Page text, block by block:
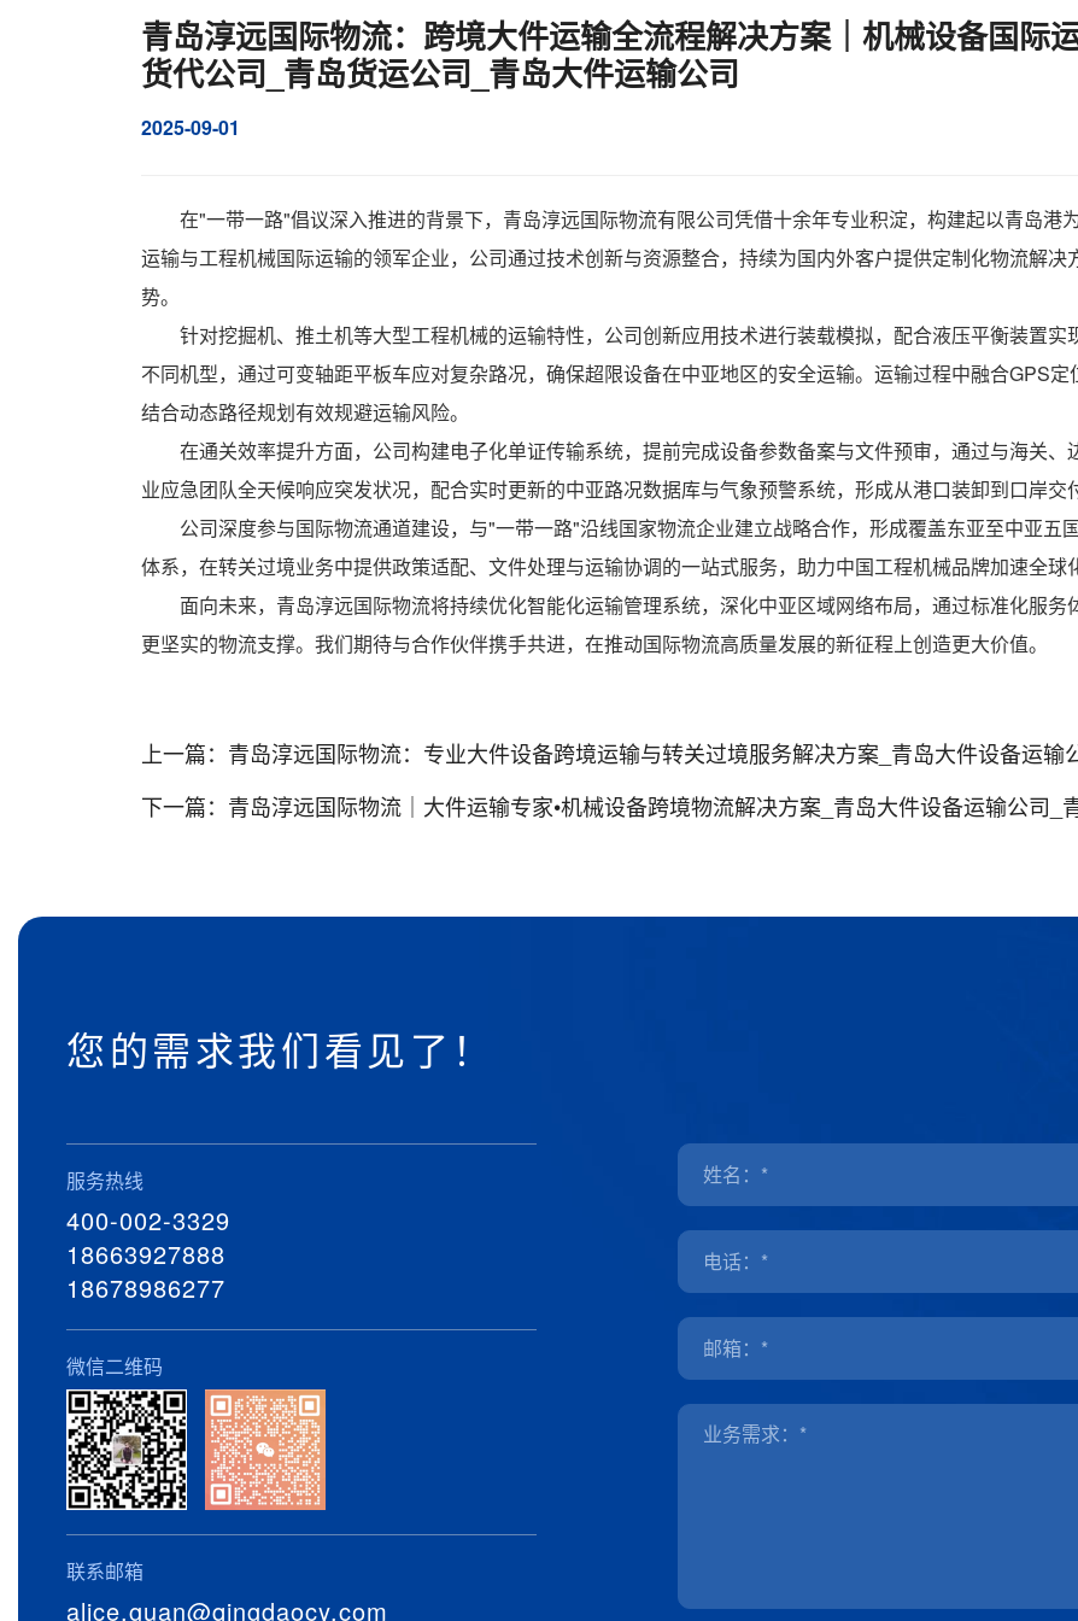
青岛淳远国际物流：跨境大件运输全流程解决方案｜机械设备国际
货代公司_青岛货运公司_青岛大件运输公司
2025-09-01
在"一带一路"倡议深入推进的背景下，青岛淳远国际物流有限公司凭借十余年专业积淀，构建起以青岛港
运输与工程机械国际运输的领军企业，公司通过技术创新与资源整合，持续为国内外客户提供定制化物流解
势。
针对挖掘机、推土机等大型工程机械的运输特性，公司创新应用技术进行装载模拟，配合液压平衡装置
不同机型，通过可变轴距平板车应对复杂路况，确保超限设备在中亚地区的安全运输。运输过程中融合GPS定
结合动态路径规划有效规避运输风险。
在通关效率提升方面，公司构建电子化单证传输系统，提前完成设备参数备案与文件预审，通过与海关
业应急团队全天候响应突发状况，配合实时更新的中亚路况数据库与气象预警系统，形成从港口装卸到口岸交
公司深度参与国际物流通道建设，与"一带一路"沿线国家物流企业建立战略合作，形成覆盖东亚至中亚五
体系，在转关过境业务中提供政策适配、文件处理与运输协调的一站式服务，助力中国工程机械品牌加速全球
面向未来，青岛淳远国际物流将持续优化智能化运输管理系统，深化中亚区域网络布局，通过标准化服
更坚实的物流支撑。我们期待与合作伙伴携手共进，在推动国际物流高质量发展的新征程上创造更大价值。
上一篇： 青岛淳远国际物流：专业大件设备跨境运输与转关过境服务解决方案_青岛大件设备运输公司_青岛
下一篇： 青岛淳远国际物流｜大件运输专家•机械设备跨境物流解决方案_青岛大件设备运输公司_青岛机
您的需求我们看见了！
服务热线
400-002-3329
18663927888
18678986277
微信二维码
联系邮箱
alice.guan@qingdaocy.com